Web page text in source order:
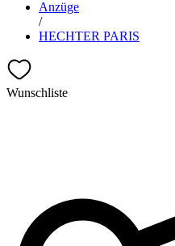
Anzüge
/
HECHTER PARIS
Wunschliste